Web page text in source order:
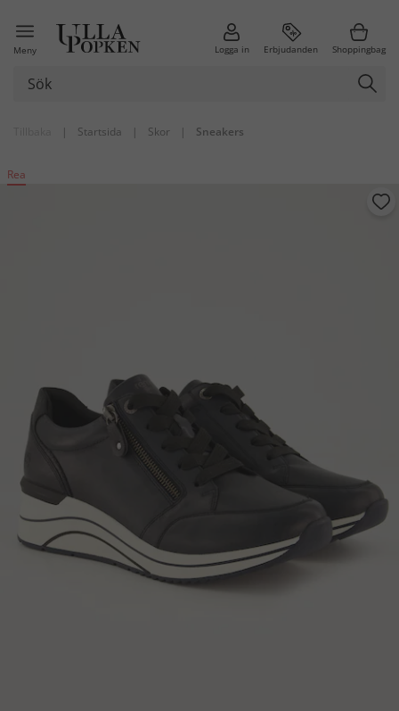
Meny Logga in Erbjudanden Shoppingbag
| Startsida | Skor | Sneakers
Rea